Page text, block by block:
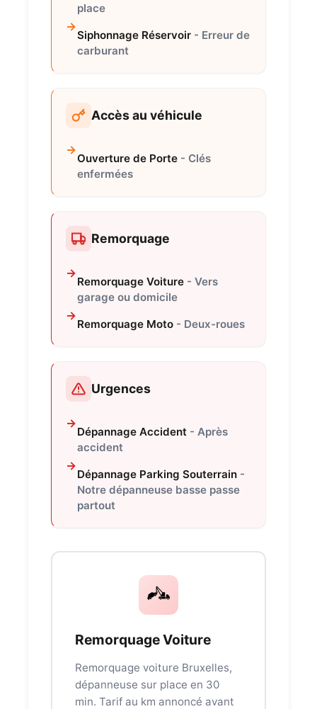
place
Siphonnage Réservoir - Erreur de
carburant
Accès au véhicule
Ouverture de Porte - Clés
enfermées
Remorquage
Remorquage Voiture - Vers
garage ou domicile
Remorquage Moto - Deux-roues
Urgences
Dépannage Accident - Après
accident
Dépannage Parking Souterrain -
Notre dépanneuse basse passe
partout
Remorquage Voiture
Remorquage voiture Bruxelles,
dépanneuse sur place en 30
min. Tarif au km annoncé avant